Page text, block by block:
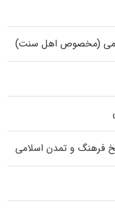
(مخصوص اهل سنت)
فرهنگ و تمدن اسلامی